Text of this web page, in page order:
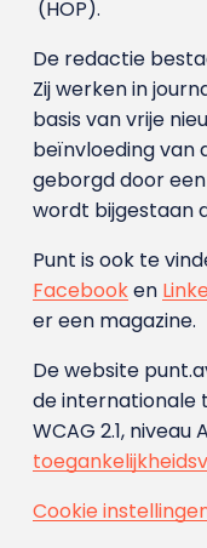
(HOP).
De redactie
Zij werken in
basis van vrije
beïnvloeding van
geborgd door een
wordt bijgestaan
Punt is ook te
Facebooken
er een magazine.
De website
de internationale
WCAG 2.1, niveau
Cookie